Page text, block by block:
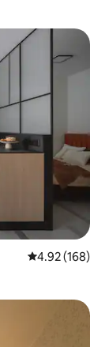
Calificación
4.92 (168)